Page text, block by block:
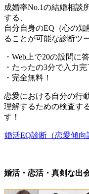
成婚率No.1の結婚相談
する、
自分自身のEQ（心の
ることが可能な診断ツ
・Web上で20の設問に
・たったの3分で入力完
・完全無料！
恋愛における自分の行
理解するための検査す
す！
婚活EQ診断（恋愛傾
婚活・恋活・真剣な出